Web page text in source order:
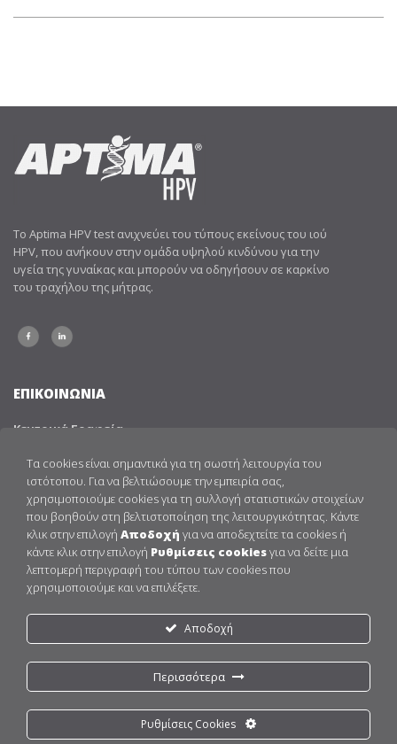
Το Aptima HPV test ανιχνεύει του τύπους εκείνους του ιού
HPV, που ανήκουν στην ομάδα υψηλού κινδύνου για την
υγεία της γυναίκας και μπορούν να οδηγήσουν σε καρκίνο
του τραχήλου της μήτρας.
ΕΠΙΚΟΙΝΩΝΙΑ
Κεντρικά Γραφεία
Μελίσσια, Αθήνα, 15127
Tηλ.: 210 6136332
Fax: 210 8105298
Email: info@aenorasis.com
ΣΥΝΔΕΣΜΟΙ
APTIMA HPV TEST
HPV
ΟΡΟΙ ΧΡΗΣΗΣ
ΠΟΛΙΤΙΚΗ ΑΠΟΡΡΗΤΟΥ
CCTV – ΕΝΗΜΕΡΩΣΗ Β’ ΕΠΙΠΕΔΟΥ
Τα cookies είναι σημαντικά για τη σωστή λειτουργία του
ιστότοπου. Για να βελτιώσουμε την εμπειρία σας,
χρησιμοποιούμε cookies για τη συλλογή στατιστικών στοιχείων
που βοηθούν στη βελτιστοποίηση της λειτουργικότητας. Κάντε
κλικ στην επιλογή Αποδοχή για να αποδεχτείτε τα cookies ή
κάντε κλικ στην επιλογή Ρυθμίσεις cookiesγια να δείτε μια
λεπτομερή περιγραφή του τύπου των cookies που
χρησιμοποιούμε και να επιλέξετε.
Αποδοχή
Περισσότερα
Ρυθμίσεις Cookies